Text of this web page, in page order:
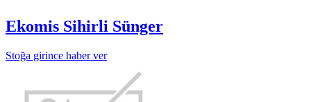
Ekomis Sihirli Sünger
Stoğa girince haber ver